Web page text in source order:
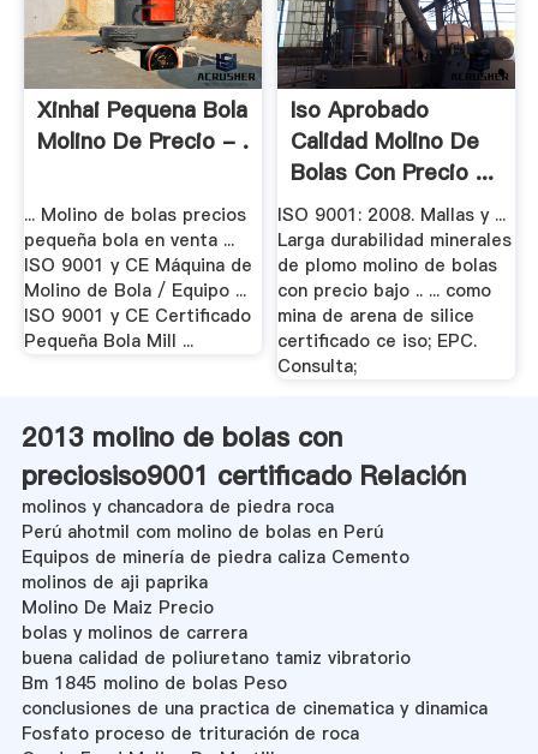
Xinhai Pequena Bola
Molino De Precio - .
... Molino de bolas precios
pequeña bola en venta ...
ISO 9001 y CE Máquina de
Molino de Bola / Equipo ...
ISO 9001 y CE Certificado
Pequeña Bola Mill ...
Iso Aprobado
Calidad Molino De
Bolas Con Precio ...
ISO 9001: 2008. Mallas y ...
Larga durabilidad minerales
de plomo molino de bolas
con precio bajo .. ... como
mina de arena de silice
certificado ce iso; EPC.
Consulta;
2013 molino de bolas con
preciosiso9001 certificado Relación
molinos y chancadora de piedra roca
Perú ahotmil com molino de bolas en Perú
Equipos de minería de piedra caliza Cemento
molinos de aji paprika
Molino De Maiz Precio
bolas y molinos de carrera
buena calidad de poliuretano tamiz vibratorio
Bm 1845 molino de bolas Peso
conclusiones de una practica de cinematica y dinamica
Fosfato proceso de trituración de roca